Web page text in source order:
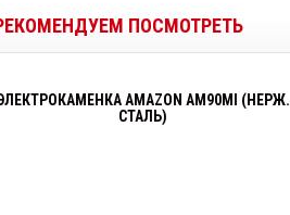
ПОСМОТРЕТЬ
AMAZON AM90MI (НЕРЖ.
СТАЛЬ)